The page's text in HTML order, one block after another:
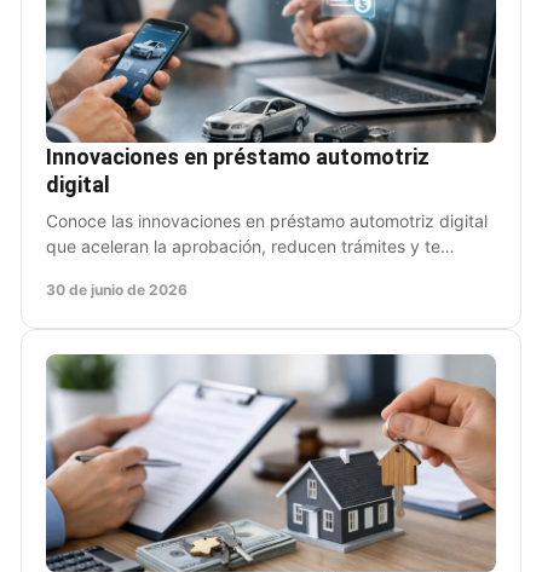
Innovaciones en préstamo automotriz
digital
Conoce las innovaciones en préstamo automotriz digital
que aceleran la aprobación, reducen trámites y te
30 de junio de 2026